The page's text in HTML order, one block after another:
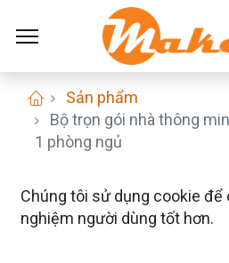
Sản phẩm
Bộ trọn gói nhà thông
1 phòng ngủ
Chúng tôi sử dụng cookie
nghiệm người dùng tốt hơn.